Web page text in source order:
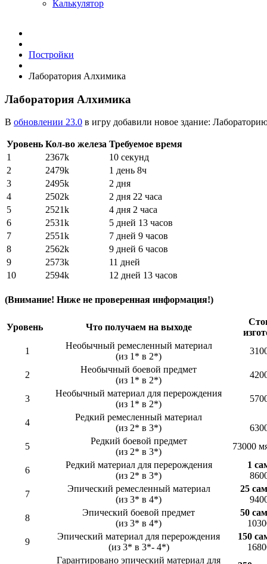
Калькулятор
Постройки
Лаборатория Алхимика
Лаборатория Алхимика
В обновлении 23.0 в игру добавили новое здание:
Уровень Кол-во железа Требуемое время
1
2367k
10 секунд
2
2479k
1 день 8ч
3
2495k
2 дня
4
2502k
2 дня 22 часа
5
2521k
4 дня 2 часа
6
2531k
5 дней 13 часов
7
2551k
7 дней 9 часов
8
2562k
9 дней 6 часов
9
2573k
11 дней
10
2594k 12 дней 13 часов
(Внимание! Ниже не проверенная информация!)
Уровень Что получаем на выходе
1
Необычный ремесленный материал
(из 1* в 2*)
2
Необычный боевой предмет
(из 1* в 2*)
3
Необычный материал для перерождения
(из 1* в 2*)
4
Редкий ремесленный материал
(из 2* в 3*)
5
Редкий боевой предмет
(из 2* в 3*)
73000
6
Редкий материал для перерождения
(из 2* в 3*)
1
7
Эпический ремесленный материал
(из 3* в 4*)
25
8
Эпический боевой предмет
(из 3* в 4*)
50
9
Эпический материал для перерождения
(из 3* в 3*- 4*)
150
Гарантировано эпический материал для